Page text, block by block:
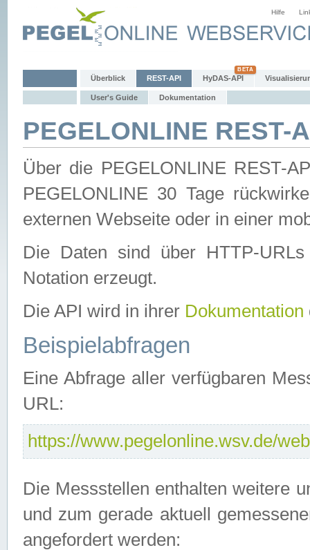
Hilfe
Überblick REST-API HyDAS-API
User's Guide Dokumentation
PEGELONLINE REST-
Über die PEGELONLINE REST-
PEGELONLINE 30 Tage
externen Webseite oder in einer
Die Daten sind über HTTP-
Notation erzeugt.
Die API wird in ihrer Dokumentation
Beispielabfragen
Eine Abfrage aller verfügbaren
URL:
https://www.pegelonline.wsv.de/
Die Messstellen enthalten weitere
und zum gerade aktuell
angefordert werden: